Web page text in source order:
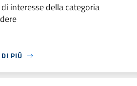
interesse della categoria
DI PIÙ